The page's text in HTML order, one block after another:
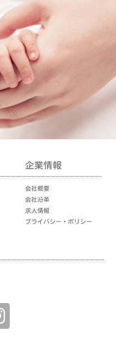
企業情報
会社概要
会社沿革
求人情報
プライバシー・ポリシー